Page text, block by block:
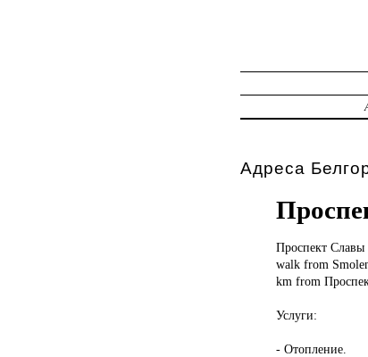
Адреса
Проспект Славы
walk from
km from
Услуги:
- Отопление.